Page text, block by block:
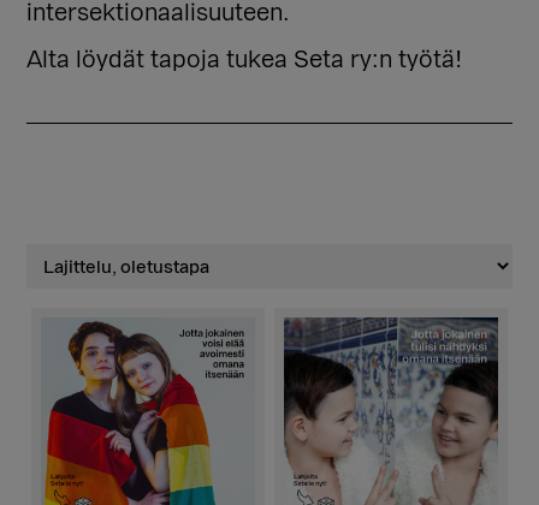
intersektionaalisuuteen.
Alta löydät tapoja tukea Seta ry:n työtä!